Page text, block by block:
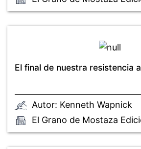
El final de nuestra resistencia
Autor: Kenneth Wapnick
El Grano de Mostaza